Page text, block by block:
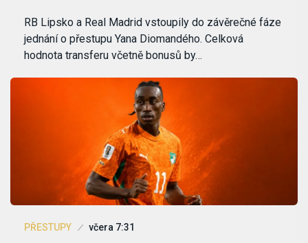
RB Lipsko a Real Madrid vstoupily do závěrečné fáze
jednání o přestupu Yana Diomandého. Celková
hodnota transferu včetně bonusů by…
PŘESTUPY včera 7:31